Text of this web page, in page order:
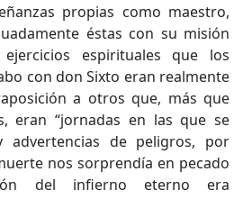
propias como maestro,
éstas con su misión
espirituales que los
con don Sixto eran realmente
a otros que, más que
eran “jornadas en las que se
advertencias de peligros, por
nos sorprendía en pecado
del infierno eterno era